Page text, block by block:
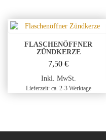
FLASCHENÖFFNER
ZÜNDKERZE
7,50€
Inkl. MwSt.
Lieferzeit: ca. 2-3 Werktage